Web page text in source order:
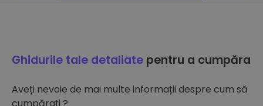
Ghidurile tale detaliate pentru a cumpăra
Aveți nevoie de mai multe informații despre cum să